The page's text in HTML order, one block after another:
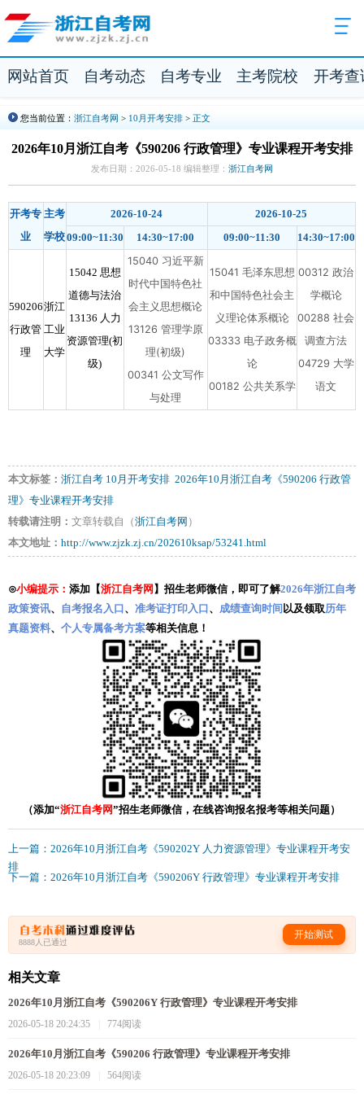
网站首页 自考动态 自考专业 主考院校 开考查
您当前位置： 浙江自考网 > 10月开考安排 > 正文
2026年10月浙江自考《590206 行政管理》专业课程开考安排
发布日期：2026-05-18 编辑整理： 浙江自考网
开考专
业
主考
学校
2026-10-24 2026-10-25
09:00~11:30 14:30~17:00 09:00~11:30 14:30~17:00
590206
行政管
理
浙江
工业
大学
15042 思想
道德与法治
13136 人力
资源管理(初
级)
15040 习近平新
时代中国特色社
会主义思想概论
13126 管理学原
理(初级)
00341 公文写作
与处理
15041 毛泽东思想
和中国特色社会主
义理论体系概论
03333 电子政务概
论
00182 公共关系学
00312 政治
学概论
00288 社会
调查方法
04729 大学
语文
本文标签： 浙江自考 10月开考安排 2026年10月浙江自考《590206 行政管
理》专业课程开考安排
转载请注明： 文章转载自（浙江自考网 ）
本文地址： http://www.zjzk.zj.cn/202610ksap/53241.html
⊙小编提示： 添加【浙江自考网 】招生老师微信，即可了解2026年浙江自考
政策资讯、 自考报名入口 、 准考证打印入口 、 成绩查询时间 以及领取历年
真题资料、 个人专属备考方案等相关信息！
（添加“浙江自考网”招生老师微信，在线咨询报名报考等相关问题）
上一篇：2026年10月浙江自考《590202Y 人力资源管理》专业课程开考安
排
下一篇：2026年10月浙江自考《590206Y 行政管理》专业课程开考安排
8888人已通过
开始测试
相关文章
2026年10月浙江自考《590206Y 行政管理》专业课程开考安排
2026-05-18 20:24:35
774阅读
2026年10月浙江自考《590206 行政管理》专业课程开考安排
2026-05-18 20:23:09
|564阅读